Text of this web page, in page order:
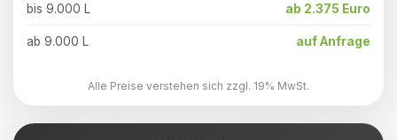
bis 9.000 L ab 2.375 Euro
ab 9.000 L auf Anfrage
Alle Preise verstehen sich zzgl. 19% MwSt.